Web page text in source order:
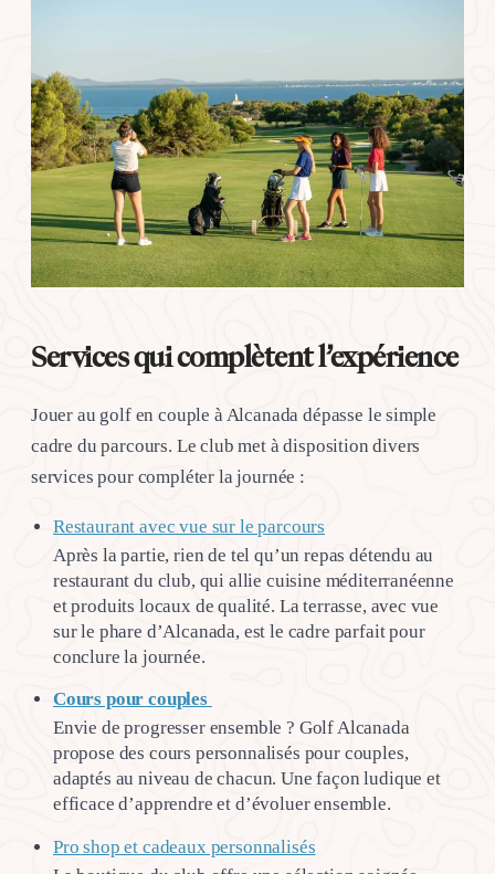
Services qui complètent l’expérience
Jouer au golf en couple à Alcanada dépasse le simple
cadre du parcours. Le club met à disposition divers
services pour compléter la journée :
Restaurant avec vue sur le parcours
Après la partie, rien de tel qu’un repas détendu au
restaurant du club, qui allie cuisine méditerranéenne
et produits locaux de qualité. La terrasse, avec vue
sur le phare d’Alcanada, est le cadre parfait pour
conclure la journée.
Cours pour couples
Envie de progresser ensemble ? Golf Alcanada
propose des cours personnalisés pour couples,
adaptés au niveau de chacun. Une façon ludique et
efficace d’apprendre et d’évoluer ensemble.
Pro shop et cadeaux personnalisés